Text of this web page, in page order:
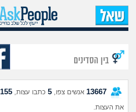
בין הסדינים
13667 אנשים צפו, 5 כתבו עצות, 155
את העצות.